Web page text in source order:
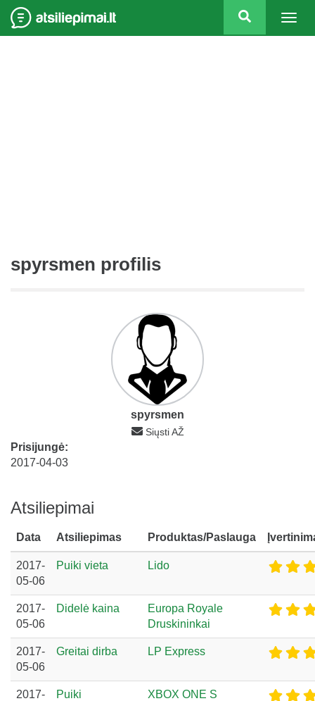
spyrsmen profilis
spyrsmen
Siųsti AŽ
Prisijungė:
2017-04-03
Atsiliepimai
Data Atsiliepimas Produktas/Paslauga
2017-
05-06
Puiki vieta Lido
2017-
05-06
Didelė kaina
Europa Royale
Druskininkai
2017-
05-06
Greitai dirba LP Express
2017-
Puiki
XBOX ONE S